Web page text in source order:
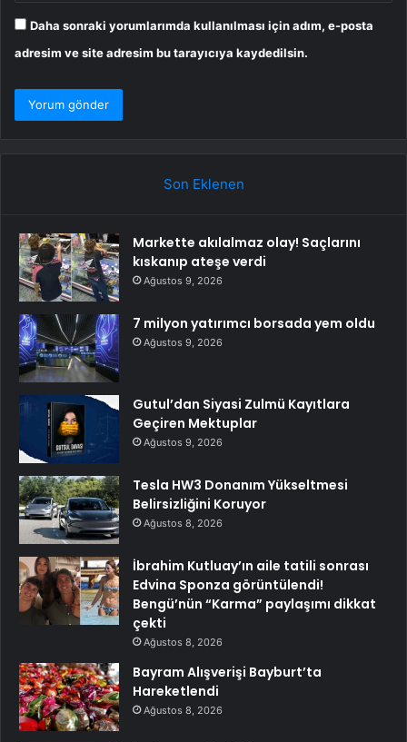
Daha sonraki yorumlarımda kullanılması için adım, e-posta
adresim ve site adresim bu tarayıcıya kaydedilsin.
Son Eklenen
Markette akılalmaz olay! Saçlarını
kıskanıp ateşe verdi
Ağustos 9, 2026
7 milyon yatırımcı borsada yem oldu
Ağustos 9, 2026
Gutul’dan Siyasi Zulmü Kayıtlara
Geçiren Mektuplar
Ağustos 9, 2026
Tesla HW3 Donanım Yükseltmesi
Belirsizliğini Koruyor
Ağustos 8, 2026
İbrahim Kutluay’ın aile tatili sonrası
Edvina Sponza görüntülendi!
Bengü’nün “Karma” paylaşımı dikkat
çekti
Ağustos 8, 2026
Bayram Alışverişi Bayburt’ta
Hareketlendi
Ağustos 8, 2026